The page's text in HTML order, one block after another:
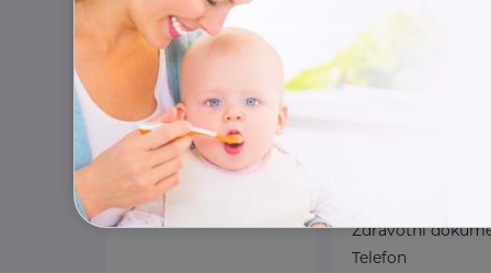
Topolová 748
Klinika (kontakt
Zdravotní
Telefon